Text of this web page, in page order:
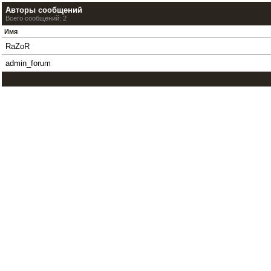
Авторы сообщений
Всего сообщений: 2
Имя
RaZoR
admin_forum